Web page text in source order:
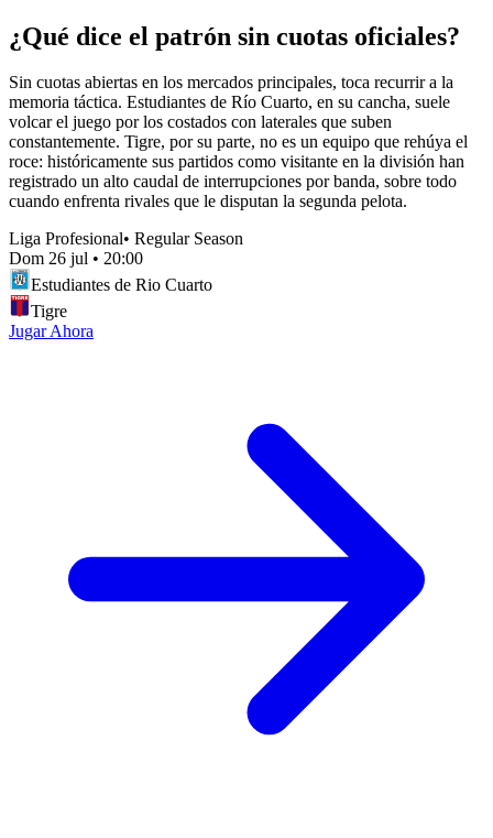
¿Qué dice el patrón sin cuotas oficiales?
Sin cuotas abiertas en los mercados principales, toca recurrir a la
memoria táctica. Estudiantes de Río Cuarto, en su cancha, suele
volcar el juego por los costados con laterales que suben
constantemente. Tigre, por su parte, no es un equipo que rehúya el
roce: históricamente sus partidos como visitante en la división han
registrado un alto caudal de interrupciones por banda, sobre todo
cuando enfrenta rivales que le disputan la segunda pelota.
Liga Profesional• Regular Season
Dom 26 jul • 20:00
Estudiantes de Rio Cuarto
Tigre
Jugar Ahora